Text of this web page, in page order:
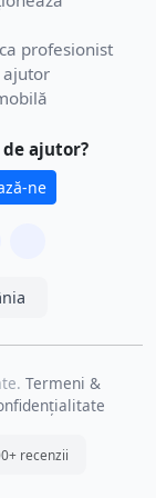
profesionist
ajutor
ajutor?
ne
Termeni &
recenzii